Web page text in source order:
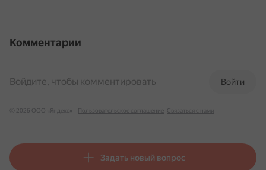
Комментарии
Войти
Войдите, чтобы комментировать
© 2026 ООО «Яндекс» Пользовательское соглашение Связаться с нами
Задать новый вопрос